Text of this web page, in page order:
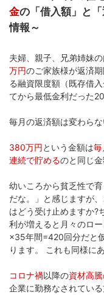
金の「借入額」と
情報～
夫婦、親子、兄弟姉妹
万円のご家族様が返済
る融資限度額（既存借
てから最低金利だった
毎月の返済額は変わらな
380万円という金額は毎
連続で貯めるのと同じ金
幼いころから貧乏性で
だな。」と感じますが
はどう受け止めますか?
利が増えると月々のロ
×35年間=420回分だと
ります。 これも同様に
コロナ禍以降の資材高
企業に勤務なされてい